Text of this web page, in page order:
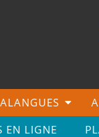
EN LIGNE